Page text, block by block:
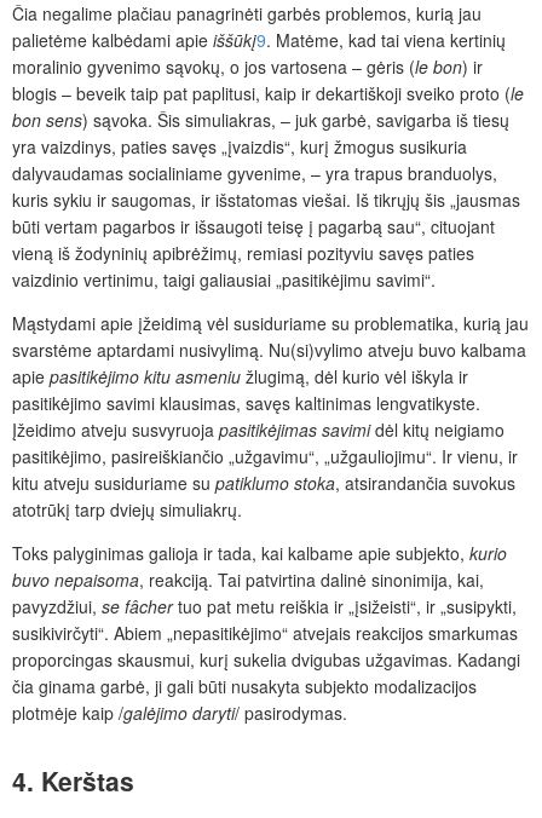
Čia negalime plačiau panagrinėti garbės problemos, kurią jau
palietėme kalbėdami apie iššūkį9. Matėme, kad tai viena kertinių
moralinio gyvenimo sąvokų, o jos vartosena – gėris (le bon) ir
blogis – beveik taip pat paplitusi, kaip ir dekartiškoji sveiko proto (le
bon sens) sąvoka. Šis simuliakras, – juk garbė, savigarba iš tiesų
yra vaizdinys, paties savęs „įvaizdis“, kurį žmogus susikuria
dalyvaudamas socialiniame gyvenime, – yra trapus branduolys,
kuris sykiu ir saugomas, ir išstatomas viešai. Iš tikrųjų šis „jausmas
būti vertam pagarbos ir išsaugoti teisę į pagarbą sau“, cituojant
vieną iš žodyninių apibrėžimų, remiasi pozityviu savęs paties
vaizdinio vertinimu, taigi galiausiai „pasitikėjimu savimi“.
Mąstydami apie įžeidimą vėl susiduriame su problematika, kurią jau
svarstėme aptardami nusivylimą. Nu(si)vylimo atveju buvo kalbama
apie pasitikėjimo kitu asmeniu žlugimą, dėl kurio vėl iškyla ir
pasitikėjimo savimi klausimas, savęs kaltinimas lengvatikyste.
Įžeidimo atveju susvyruoja pasitikėjimas savimidėl kitų neigiamo
pasitikėjimo, pasireiškiančio „užgavimu“, „užgauliojimu“. Ir vienu, ir
kitu atveju susiduriame su patiklumo stoka, atsirandančia suvokus
atotrūkį tarp dviejų simuliakrų.
Toks palyginimas galioja ir tada, kai kalbame apie subjekto, kurio
buvo nepaisoma, reakciją. Tai patvirtina dalinė sinonimija, kai,
pavyzdžiui, se fâchertuo pat metu reiškia ir „įsižeisti“, ir „susipykti,
susikivirčyti“. Abiem „nepasitikėjimo“ atvejais reakcijos smarkumas
proporcingas skausmui, kurį sukelia dvigubas užgavimas. Kadangi
čia ginama garbė, ji gali būti nusakyta subjekto modalizacijos
plotmėje kaip /galėjimo daryti/ pasirodymas.
4. Kerštas